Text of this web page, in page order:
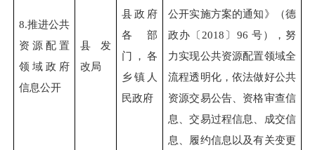
8.推进公共
资源配置
领域政府
信息公开
县发
改局
县政府
各部
门，各
乡镇人
民政府
公开实施方案的通知》（德
政办〔2018〕96 号），努
力实现公共资源配置领域全
流程透明化，依法做好公共
资源交易公告、资格审查信
息、交易过程信息、成交信
息、履约信息以及有关变更